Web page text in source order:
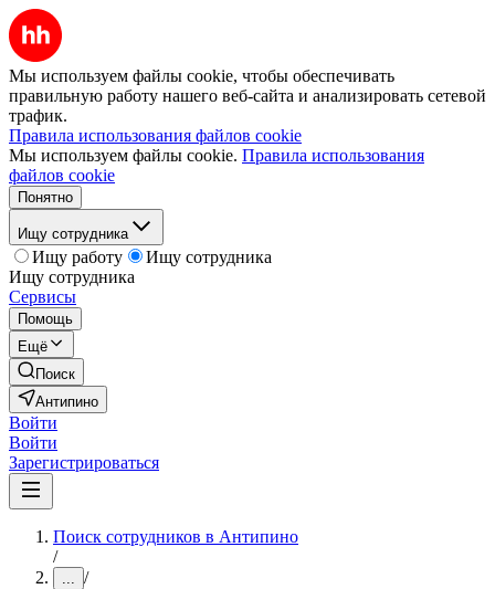
Мы используем файлы cookie, чтобы обеспечивать
правильную работу нашего веб-сайта и анализировать сетевой
трафик.
Правила использования файлов cookie
Мы используем файлы cookie. Правила использования
файлов cookie
Понятно
Ищу сотрудника
Ищу работу
Ищу сотрудника
Ищу сотрудника
Сервисы
Помощь
Ещё
Поиск
Антипино
Войти
Войти
Зарегистрироваться
Поиск сотрудников в Антипино
/
... /